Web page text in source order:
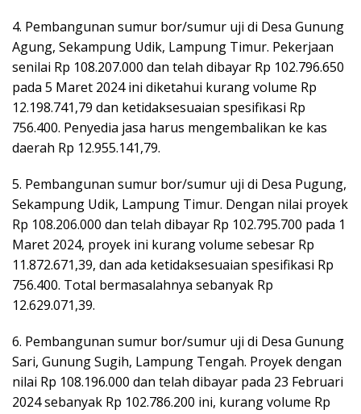
4. Pembangunan sumur bor/sumur uji di Desa Gunung
Agung, Sekampung Udik, Lampung Timur. Pekerjaan
senilai Rp 108.207.000 dan telah dibayar Rp 102.796.650
pada 5 Maret 2024 ini diketahui kurang volume Rp
12.198.741,79 dan ketidaksesuaian spesifikasi Rp
756.400. Penyedia jasa harus mengembalikan ke kas
daerah Rp 12.955.141,79.
5. Pembangunan sumur bor/sumur uji di Desa Pugung,
Sekampung Udik, Lampung Timur. Dengan nilai proyek
Rp 108.206.000 dan telah dibayar Rp 102.795.700 pada 1
Maret 2024, proyek ini kurang volume sebesar Rp
11.872.671,39, dan ada ketidaksesuaian spesifikasi Rp
756.400. Total bermasalahnya sebanyak Rp
12.629.071,39.
6. Pembangunan sumur bor/sumur uji di Desa Gunung
Sari, Gunung Sugih, Lampung Tengah. Proyek dengan
nilai Rp 108.196.000 dan telah dibayar pada 23 Februari
2024 sebanyak Rp 102.786.200 ini, kurang volume Rp